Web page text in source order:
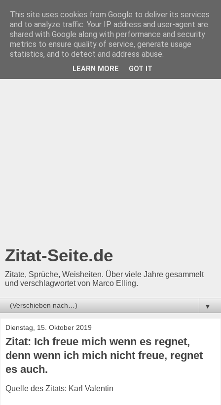
Zitat-Seite.de
Zitate, Sprüche, Weisheiten. Über viele Jahre gesammelt
und verschlagwortet von Marco Elling.
▼
Dienstag, 15. Oktober 2019
Zitat: Ich freue mich wenn es regnet,
denn wenn ich mich nicht freue, regnet
es auch.
Quelle des Zitats: Karl Valentin
This site uses cookies from Google to deliver its services
and to analyze traffic. Your IP address and user-agent are
shared with Google along with performance and security
metrics to ensure quality of service, generate usage
statistics, and to detect and address abuse.
LEARN MORE GOT IT